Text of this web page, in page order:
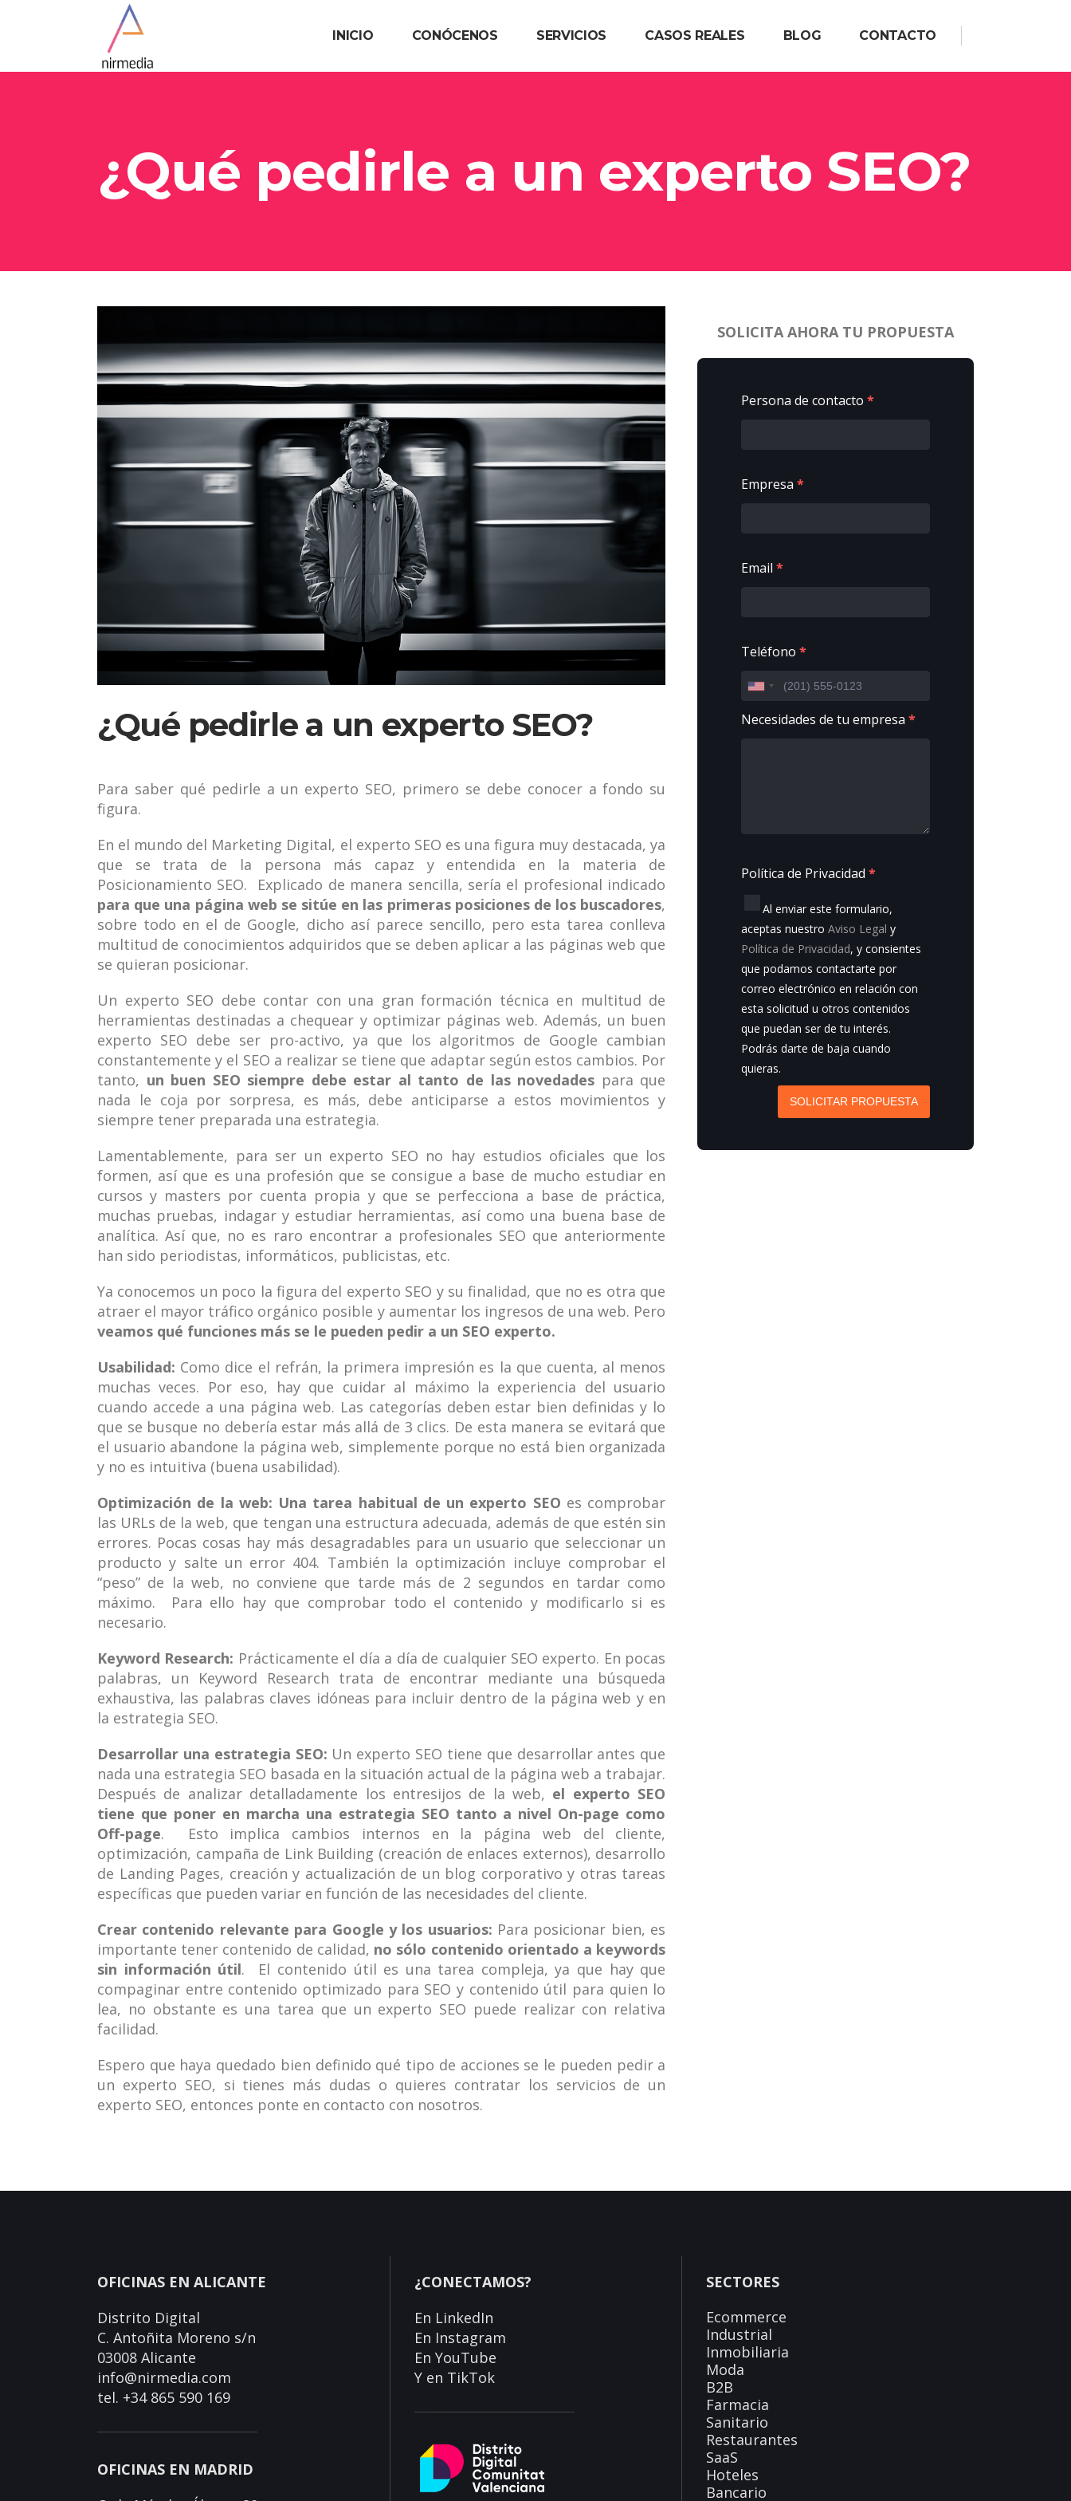
INICIO CONÓCENOS SERVICIOS CASOS REALES BLOG CONTACTO
¿Qué pedirle a un experto SEO?
¿Qué pedirle a un experto SEO?
Para saber qué pedirle a un experto SEO, primero se debe conocer a fondo su
figura.
En el mundo del Marketing Digital, el experto SEO es una figura muy destacada, ya
que se trata de la persona más capaz y entendida en la materia de
Posicionamiento SEO. Explicado de manera sencilla, sería el profesional indicado
para que una página web se sitúe en las primeras posiciones de los buscadores,
sobre todo en el de Google, dicho así parece sencillo, pero esta tarea conlleva
multitud de conocimientos adquiridos que se deben aplicar a las páginas web que
se quieran posicionar.
Un experto SEO debe contar con una gran formación técnica en multitud de
herramientas destinadas a chequear y optimizar páginas web. Además, un buen
experto SEO debe ser pro-activo, ya que los algoritmos de Google cambian
constantemente y el SEO a realizar se tiene que adaptar según estos cambios. Por
tanto, un buen SEO siempre debe estar al tanto de las novedades para que
nada le coja por sorpresa, es más, debe anticiparse a estos movimientos y
siempre tener preparada una estrategia.
Lamentablemente, para ser un experto SEO no hay estudios oficiales que los
formen, así que es una profesión que se consigue a base de mucho estudiar en
cursos y masters por cuenta propia y que se perfecciona a base de práctica,
muchas pruebas, indagar y estudiar herramientas, así como una buena base de
analítica. Así que, no es raro encontrar a profesionales SEO que anteriormente
han sido periodistas, informáticos, publicistas, etc.
Ya conocemos un poco la figura del experto SEO y su finalidad, que no es otra que
atraer el mayor tráfico orgánico posible y aumentar los ingresos de una web. Pero
veamos qué funciones más se le pueden pedir a un SEO experto.
Usabilidad: Como dice el refrán, la primera impresión es la que cuenta, al menos
muchas veces. Por eso, hay que cuidar al máximo la experiencia del usuario
cuando accede a una página web. Las categorías deben estar bien definidas y lo
que se busque no debería estar más allá de 3 clics. De esta manera se evitará que
el usuario abandone la página web, simplemente porque no está bien organizada
y no es intuitiva (buena usabilidad).
Optimización de la web: Una tarea habitual de un experto SEO es comprobar
las URLs de la web, que tengan una estructura adecuada, además de que estén sin
errores. Pocas cosas hay más desagradables para un usuario que seleccionar un
producto y salte un error 404. También la optimización incluye comprobar el
“peso” de la web, no conviene que tarde más de 2 segundos en tardar como
máximo.
Para ello hay que comprobar todo el contenido y modificarlo si es
necesario.
Keyword Research: Prácticamente el día a día de cualquier SEO experto. En pocas
palabras, un Keyword Research trata de encontrar mediante una búsqueda
exhaustiva, las palabras claves idóneas para incluir dentro de la página web y en
la estrategia SEO.
Desarrollar una estrategia SEO: Un experto SEO tiene que desarrollar antes que
nada una estrategia SEO basada en la situación actual de la página web a trabajar.
Después de analizar detalladamente los entresijos de la web, el experto SEO
tiene que poner en marcha una estrategia SEO tanto a nivel On-page como
Off-page. Esto implica cambios internos en la página web del cliente,
optimización, campaña de Link Building (creación de enlaces externos), desarrollo
de Landing Pages, creación y actualización de un blog corporativo y otras tareas
específicas que pueden variar en función de las necesidades del cliente.
Crear contenido relevante para Google y los usuarios: Para posicionar bien, es
importante tener contenido de calidad, no sólo contenido orientado a keywords
sin información útil. El contenido útil es una tarea compleja, ya que hay que
compaginar entre contenido optimizado para SEO y contenido útil para quien lo
lea, no obstante es una tarea que un experto SEO puede realizar con relativa
facilidad.
Espero que haya quedado bien definido qué tipo de acciones se le pueden pedir a
un experto SEO, si tienes más dudas o quieres contratar los servicios de un
experto SEO, entonces ponte en contacto con nosotros.
SOLICITA AHORA TU PROPUESTA
Persona de contacto *
Empresa *
Email *
Teléfono *
Necesidades de tu empresa *
Política de Privacidad *
Al enviar este formulario,
aceptas nuestroAviso Legal y
Política de Privacidad, y consientes
que podamos contactarte por
correo electrónico en relación con
esta solicitud u otros contenidos
que puedan ser de tu interés.
Podrás darte de baja cuando
quieras.
SOLICITAR PROPUESTA
OFICINAS EN ALICANTE
Distrito Digital
C. Antoñita Moreno s/n
03008 Alicante
info@nirmedia.com
tel. +34 865 590 169
OFICINAS EN MADRID
¿CONECTAMOS?
En LinkedIn
En Instagram
En YouTube
Y en TikTok
SECTORES
Ecommerce
Industrial
Inmobiliaria
Moda
B2B
Farmacia
Sanitario
Restaurantes
SaaS
Hoteles
Bancario